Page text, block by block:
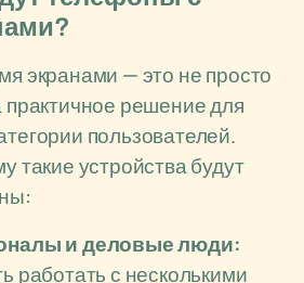
экранами — это не просто
решение для
пользователей.
такие устройства будут
и деловые люди:
работать с несколькими